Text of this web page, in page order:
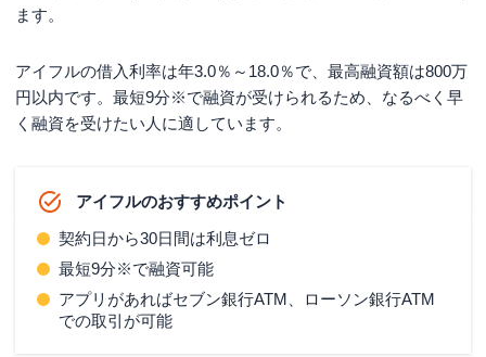
ます。
アイフルの借入利率は年3.0％～18.0％で、最高融資額は800万
円以内です。 最短9分※で融資が受けられるため、なるべく早
く融資を受けたい人に適しています。
アイフルのおすすめポイント
契約日から30日間は利息ゼロ
最短9分※で融資可能
アプリがあればセブン銀行ATM、ローソン銀行ATM
での取引が可能